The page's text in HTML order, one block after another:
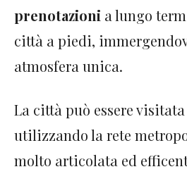
prenotazioni a lungo
città a piedi,
atmosfera unica.
La città può essere
utilizzando la rete
molto articolata ed